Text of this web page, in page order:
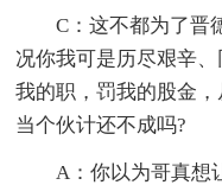
C：这不都为了晋
况你我可是历尽艰辛
我的职，罚我的股金
当个伙计还不成吗?
A：你以为哥真想